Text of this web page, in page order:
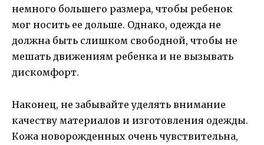
немного большего размера, чтобы ребенок
мог носить ее дольше. Однако, одежда не
должна быть слишком свободной, чтобы не
мешать движениям ребенка и не вызывать
дискомфорт.
Наконец, не забывайте уделять внимание
качеству материалов и изготовления одежды.
Кожа новорожденных очень чувствительна,